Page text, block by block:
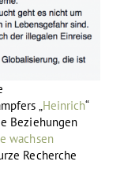
„ Heinrich“
Beziehungen
wachsen
Recherche